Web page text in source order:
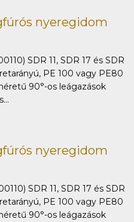
nyeregidom
SDR 11, SDR 17 és SDR
PE 100 vagy PE80
90°-os leágazások
nyeregidom
SDR 11, SDR 17 és SDR
PE 100 vagy PE80
90°-os leágazások